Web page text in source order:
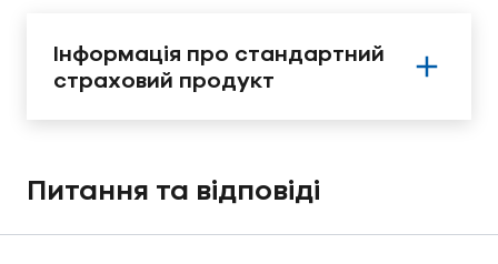
Інформація про стандартний
страховий продукт
Питання та відповіді